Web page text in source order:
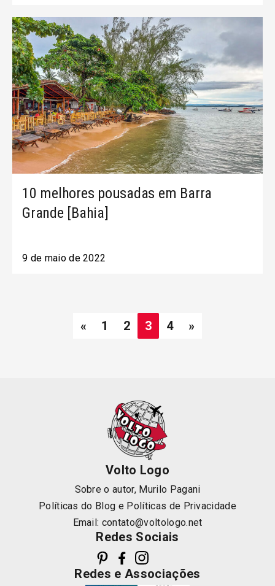
10 melhores pousadas em Barra
Grande [Bahia]
9 de maio de 2022
« 1 2 3 4 »
Volto Logo
Sobre o autor, Murilo Pagani
Políticas do Blog e Políticas de Privacidade
Email: contato@voltologo.net
Redes Sociais
Redes e Associações